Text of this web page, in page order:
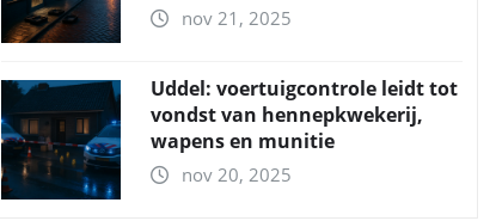
nov 21, 2025
Uddel: voertuigcontrole leidt tot
vondst van hennepkwekerij,
wapens en munitie
nov 20, 2025